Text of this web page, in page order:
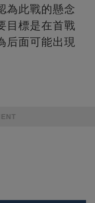
為此戰的懸念
目標是在首戰
后面可能出現